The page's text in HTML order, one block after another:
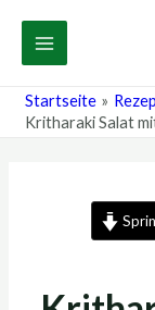
Inhalt
MAIN
MENU
Startseite
Kritharaki Salat